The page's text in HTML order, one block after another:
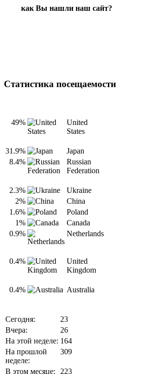
как Вы нашли наш сайт?
Статистика посещаемости
49%
United
States
31.9%
Japan
8.4%
Russian
Federation
2.3%
Ukraine
2%
China
1.6%
Poland
1%
Canada
0.9%
Netherlands
0.4%
United
Kingdom
0.4% Australia
Сегодня:
23
Вчера:
26
На этой неделе: 164
На прошлой
неделе:
309
В этом месяце: 223